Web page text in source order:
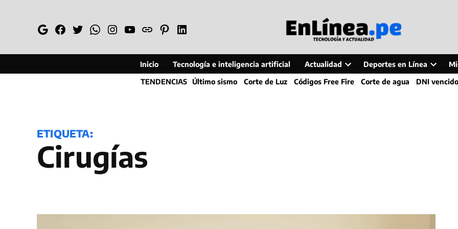
GoogleFacebook
TwitterWhatsapp
Instagram
YouTube
WebPinterestLinkedin
Inicio Tecnología e inteligencia artificial Actualidad
Open
dropdown
Deportes en Línea
Open
dropdown
TENDENCIAS Último sismo Corte de Luz Códigos Free Fire Corte de agua DNI vencido
ETIQUETA:
Cirugías